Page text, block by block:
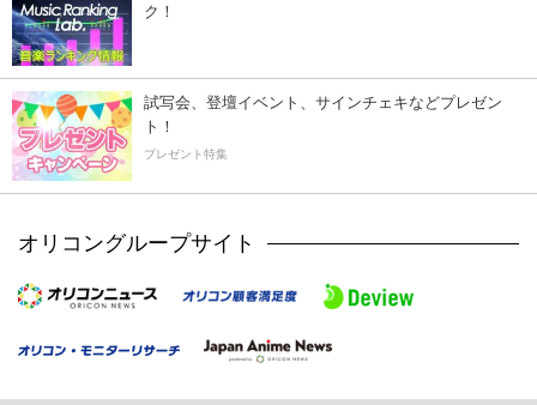
ク！
試写会、登壇イベント、サインチェキなどプレゼン
ト！
プレゼント特集
オリコングループサイト